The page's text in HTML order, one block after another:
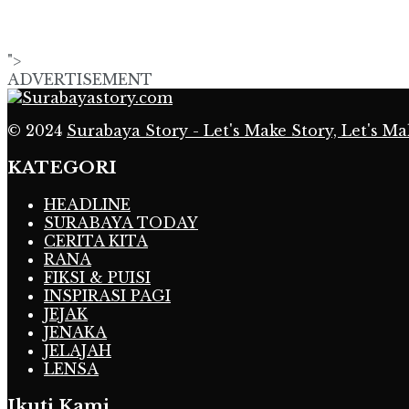
">
ADVERTISEMENT
© 2024 Surabaya Story - Let's Make Story, Let's
KATEGORI
HEADLINE
SURABAYA TODAY
CERITA KITA
RANA
FIKSI & PUISI
INSPIRASI PAGI
JEJAK
JENAKA
JELAJAH
LENSA